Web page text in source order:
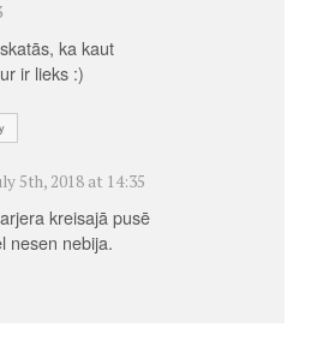
ka kaut
ir lieks :)
5th, 2018 at 14:35
kreisajā pusē
nesen nebija.